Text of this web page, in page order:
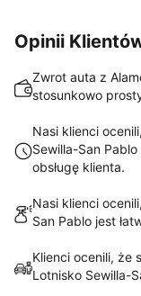
Opinii
Zwrot auta z
stosunkowo
Nasi klienci
Sewilla-San
obsługę klienta.
Nasi klienci
San Pablo jest
Klienci ocenili, że
Lotnisko Sewilla-